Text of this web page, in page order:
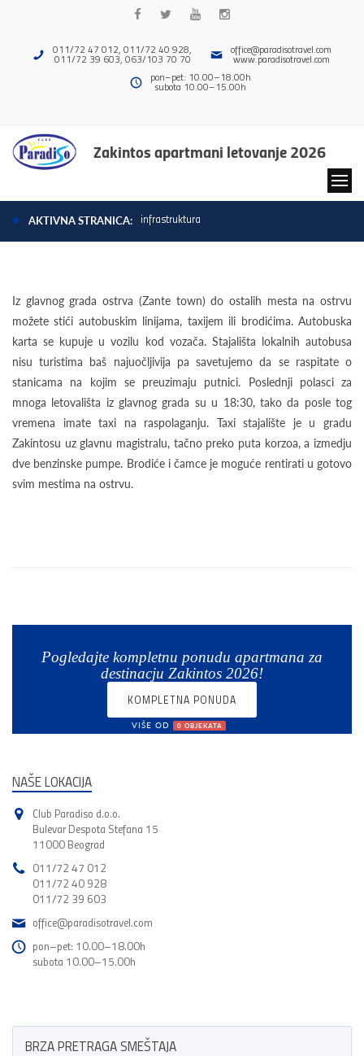
011/72 47 012, 011/72 40 928,
011/72 39 603, 063/103 70 70
office@paradisotravel.com
www.paradisotravel.com
pon–pet: 10.00–18.00h
subota 10.00–15.00h
Zakintos apartmani letovanje 2026
AKTIVNA STRANICA: infrastruktura
Iz glavnog grada ostrva (Zante town) do ostalih mesta na ostrvu
možete stići autobuskim linijama, taxijem ili brodićima. Autobuska
karta se kupuje u vozilu kod vozača. Stajališta lokalnih autobusa
nisu turistima baš najuočljivija pa savetujemo da se raspitate o
stanicama na kojim se preuzimaju putnici. Poslednji polasci za
mnoga letovališta iz glavnog grada su u 18:30, tako da posle tog
vremena imate taxi na raspolaganju. Taxi stajalište je u gradu
Zakintosu uz glavnu magistralu, tačno preko puta korzoa, a izmedju
dve benzinske pumpe. Brodiće i čamce je moguće rentirati u gotovo
svim mestima na ostrvu.
Pogledajte kompletnu ponudu apartmana za
destinacju Zakintos 2026!
KOMPLETNA PONUDA
VIŠE OD 0 OBJEKATA
NAŠE LOKACIJA
Club Paradiso d.o.o.
Bulevar Despota Stefana 15
11000 Beograd
011/72 47 012
011/72 40 928
011/72 39 603
office@paradisotravel.com
pon–pet: 10.00–18.00h
subota 10.00–15.00h
BRZA PRETRAGA SMEŠTAJA